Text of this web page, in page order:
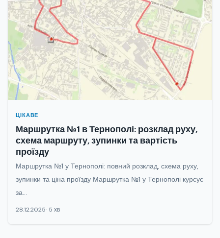
ЦІКАВЕ
Маршрутка №1 в Тернополі: розклад руху,
схема маршруту, зупинки та вартість
проїзду
Маршрутка №1 у Тернополі: повний розклад, схема руху,
зупинки та ціна проїзду Маршрутка №1 у Тернополі курсує
за...
28.12.2025 5 хв